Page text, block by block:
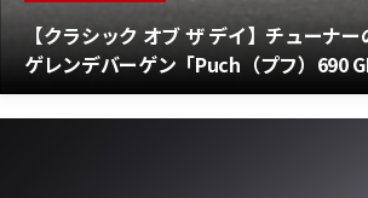
【クラシック オブ ザ デイ】チューナ
ゲレンデバーゲン「Puch（プフ）690
ーリー